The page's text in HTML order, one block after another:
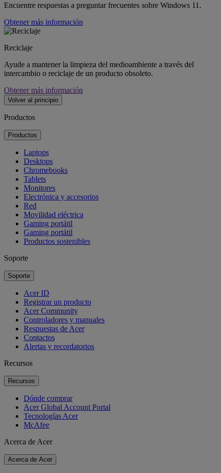
Encuentre respuestas a preguntar frecuentes sobre Windows 11.
Obtener más información
Reciclaje
Ayude a mantener la limpieza del medioambiente a través del
intercambio o reciclaje de un producto obsoleto.
Obtener más información
Volver al principio
Productos
Productos
Laptops
Desktops
Chromebooks
Tablets
Monitores
Electrónica y accesorios
Red
Movilidad eléctrica
Gaming portátil
Gaming portátil
Productos sostenibles
Soporte
Soporte
Acer ID
Registrar un producto
Acer Community
Controladores y manuales
Respuestas de Acer
Contactos
Alertas y recordatorios
Recursos
Recursos
Dónde comprar
Acer Global Account Portal
Tecnologías Acer
McAfee
Acerca de Acer
Acerca de Acer